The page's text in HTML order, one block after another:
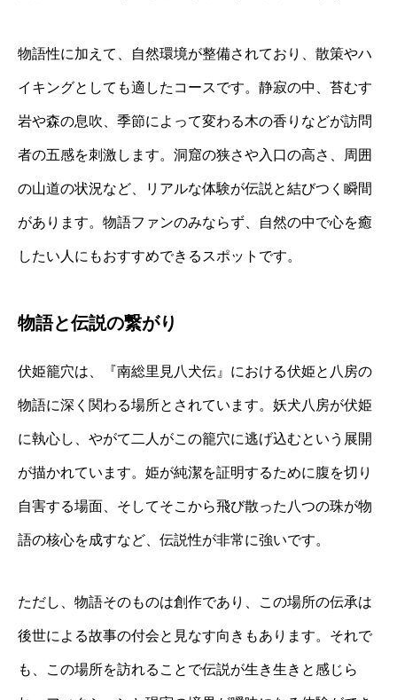
物語性に加えて、自然環境が整備されており、散策やハ
イキングとしても適したコースです。静寂の中、苔むす
岩や森の息吹、季節によって変わる木の香りなどが訪問
者の五感を刺激します。洞窟の狭さや入口の高さ、周囲
の山道の状況など、リアルな体験が伝説と結びつく瞬間
があります。物語ファンのみならず、自然の中で心を癒
したい人にもおすすめできるスポットです。
物語と伝説の繋がり
伏姫籠穴は、『南総里見八犬伝』における伏姫と八房の
物語に深く関わる場所とされています。妖犬八房が伏姫
に執心し、やがて二人がこの籠穴に逃げ込むという展開
が描かれています。姫が純潔を証明するために腹を切り
自害する場面、そしてそこから飛び散った八つの珠が物
語の核心を成すなど、伝説性が非常に強いです。
ただし、物語そのものは創作であり、この場所の伝承は
後世による故事の付会と見なす向きもあります。それで
も、この場所を訪れることで伝説が生き生きと感じら